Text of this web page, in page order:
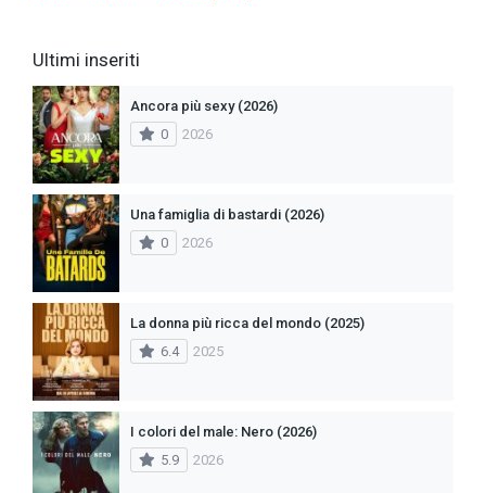
Ultimi inseriti
Ancora più sexy (2026)
0
2026
Una famiglia di bastardi (2026)
0
2026
La donna più ricca del mondo (2025)
6.4
2025
I colori del male: Nero (2026)
5.9
2026